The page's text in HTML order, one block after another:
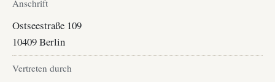
Anschrift
Ostseestraße 109
10409 Berlin
Vertreten durch